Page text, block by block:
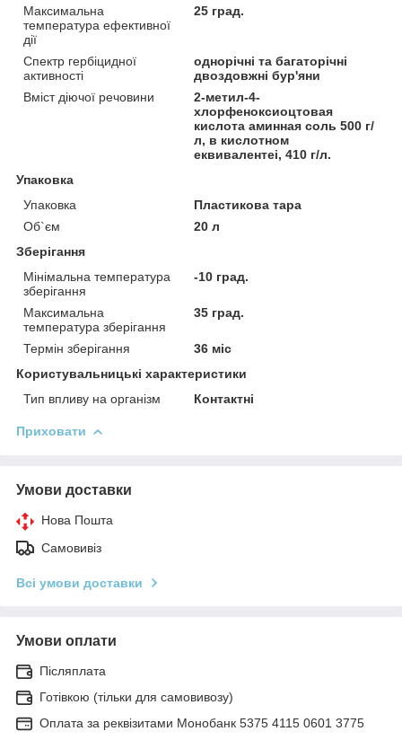
Максимальна
температура ефективної
дії
25 град.
Спектр гербіцидної
активності
однорічні та багаторічні
двоздовжні бур'яни
Вміст діючої речовини
2-метил-4-
хлорфеноксиоцтовая
кислота аминная соль 500 г/
л, в кислотном
еквивалентеі, 410 г/л.
Упаковка
Упаковка
Пластикова тара
Об`єм
20 л
Зберігання
Мінімальна температура
зберігання
-10 град.
Максимальна
температура зберігання
35 град.
Термін зберігання
36 міс
Користувальницькі характеристики
Тип впливу на організм
Контактні
Приховати
Умови доставки
Нова Пошта
Самовивіз
Всі умови доставки
Умови оплати
Післяплата
Готівкою (тільки для самовивозу)
Оплата за реквізитами Монобанк 5375 4115 0601 3775